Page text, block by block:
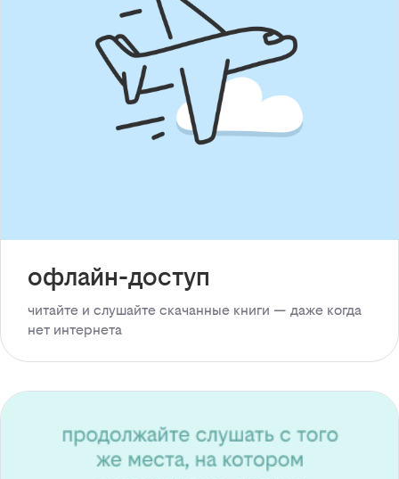
офлайн-доступ
читайте и слушайте скачанные книги — даже когда
нет интернета